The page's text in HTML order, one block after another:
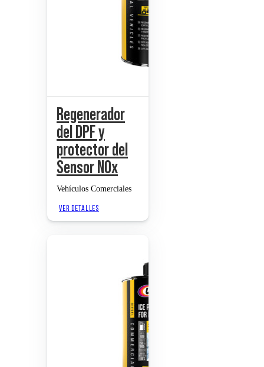
Regenerador
del DPF y
protector del
Sensor NOx
Vehículos Comerciales
VER DETALLES